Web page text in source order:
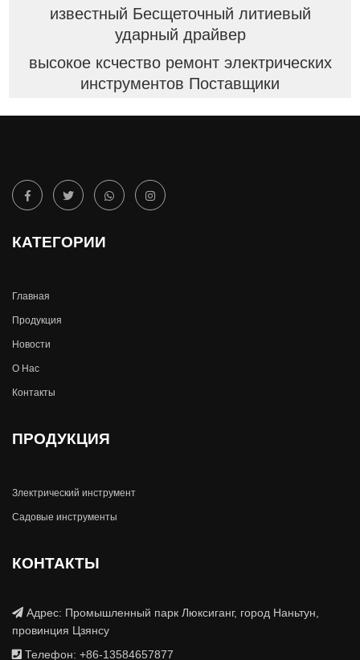
известный Бесщеточный литиевый
ударный драйвер
высокое ксчество ремонт электрических
инструментов Поставщики
КАТЕГОРИИ
Главная
Продукция
Новости
О Hас
Контакты
ПРОДУКЦИЯ
Злектрический инструмент
Садовые инструменты
КОНТАКТЫ
Адрес: Промышленный парк Люксиганг, город Наньтун,
провинция Цзянсу
Телефон: +86-13584657877